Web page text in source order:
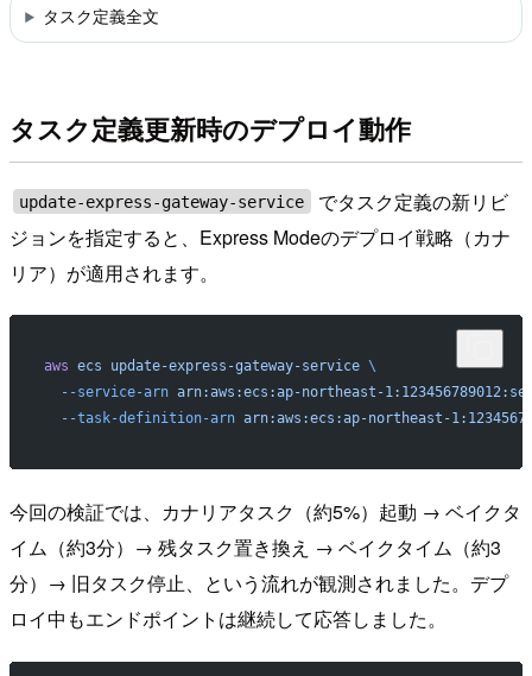
タスク定義全文
タスク定義更新時のデプロイ動作
update-express-gateway-service
でタスク定義の新リビ
ジョンを指定すると、Express Modeのデプロイ戦略（カナ
リア）が適用されます。
aws ecs update-express-gateway-service \
  --service-arn
arn:aws:ecs:ap-northeast-
  --task-definition-arn
arn:aws:ecs:ap-northeast-
今回の検証では、カナリアタスク（約5%）起動 → ベイクタ
イム（約3分）→ 残タスク置き換え → ベイクタイム（約3
分）→ 旧タスク停止、という流れが観測されました。デプ
ロイ中もエンドポイントは継続して応答しました。